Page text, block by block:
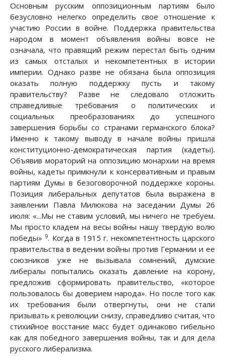
Основным русским оппозиционным партиям было
безусловно нелегко определить свое отношение к
участию России в войне. Поддержка правительства
народом в момент объявления войны вовсе не
означала, что правящий режим перестал быть одним
из самых отсталых и некомпетентных в истории
империи. Однако разве не обязана была оппозиция
оказать полную поддержку пусть и такому
правительству? Разве не следовало отложить
справедливые требования о политических и
социальных преобразованиях до успешного
завершения борьбы со странами германского блока?
Именно к такому выводу в начале войны пришла
конституционно-демократическая партия (кадеты).
Объявив мораторий на оппозицию монархии на время
войны, кадеты примкнули к консервативным и правым
партиям Думы в безоговорочной поддержке короны.
Позиция либеральных депутатов была выражена в
заявлении Павла Милюкова на заседании Думы 26
июля: «...Мы не ставим условий, мы ничего не требуем.
Мы просто кладем на весы войны нашу твердую волю
победы» 9. Когда в 1915 г. некомпетентность царского
правительства в ведении войны против Германии и ее
союзников уже не вызывала сомнений, думские
либералы попытались оказать давление на корону,
предложив сформировать правительство, «которое
пользовалось бы доверием народа». Но после того как
их требования были отвергнуты, они не стали
призывать к революции снизу, справедливо считая, что
стихийное восстание масс будет одинаково гибельно
как для победного завершения войны, так и для дела
русского либерализма.